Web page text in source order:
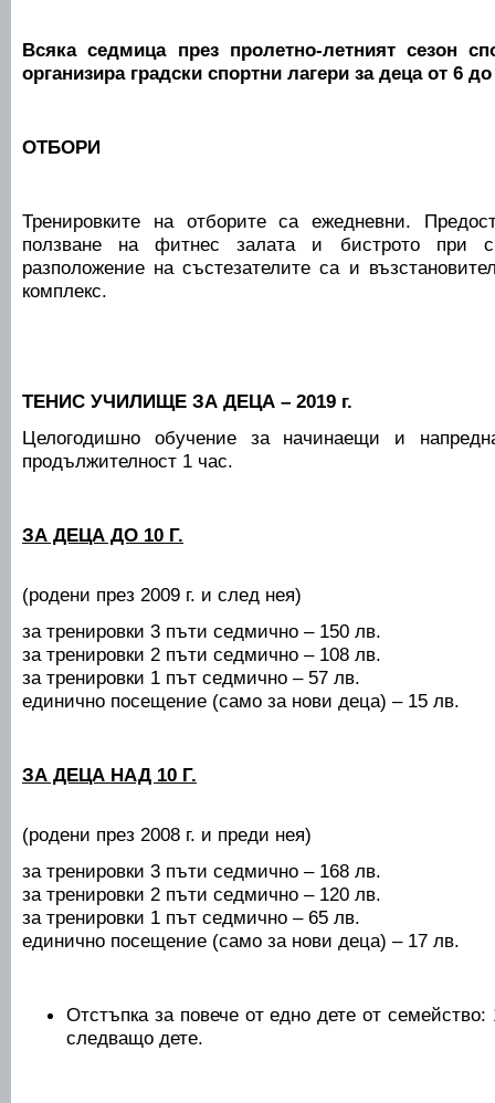
Всяка седмица през пролетно-летният сезон
организира градски спортни лагери за деца от 6
ОТБОРИ
Тренировките на отборите са ежедневни.
ползване на фитнес залата и бистрото при
разположение на състезателите са и
комплекс.
ТЕНИС УЧИЛИЩЕ ЗА ДЕЦА – 2019 г.
Целогодишно обучение за начинаещи и
продължителност 1 час.
ЗА ДЕЦА ДО 10 Г.
(родени през 2009 г. и след нея)
за тренировки 3 пъти седмично – 150 лв.
за тренировки 2 пъти седмично – 108 лв.
за тренировки 1 път седмично – 57 лв.
единично посещение (само за нови деца) – 15 лв.
ЗА ДЕЦА НАД 10 Г.
(родени през 2008 г. и преди нея)
за тренировки 3 пъти седмично – 168 лв.
за тренировки 2 пъти седмично – 120 лв.
за тренировки 1 път седмично – 65 лв.
единично посещение (само за нови деца) – 17 лв.
Отстъпка за повече от едно дете от
следващо дете.